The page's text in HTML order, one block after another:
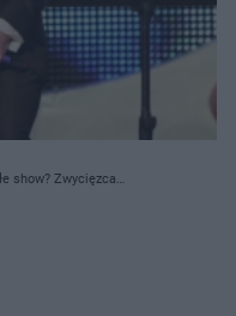
show? Zwycięzca